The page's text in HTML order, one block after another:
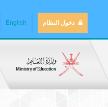
دخول النظام English